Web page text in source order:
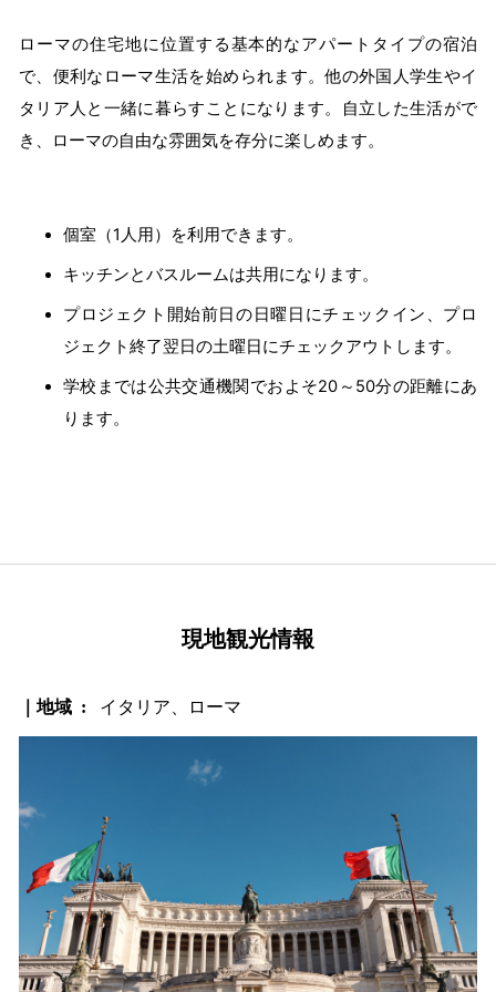
ローマの住宅地に位置する基本的なアパートタイプの宿泊
で、便利なローマ生活を始められます。他の外国人学生やイ
タリア人と一緒に暮らすことになります。自立した生活がで
き、ローマの自由な雰囲気を存分に楽しめます。
個室（1人用）を利用できます。
キッチンとバスルームは共用になります。
プロジェクト開始前日の日曜日にチェックイン、プロ
ジェクト終了翌日の土曜日にチェックアウトします。
学校までは公共交通機関でおよそ20～50分の距離にあ
ります。
現地観光情報
｜地域 : イタリア、ローマ